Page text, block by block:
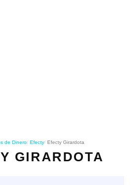
de Dinero Efecty Efecty Girardota
GIRARDOTA